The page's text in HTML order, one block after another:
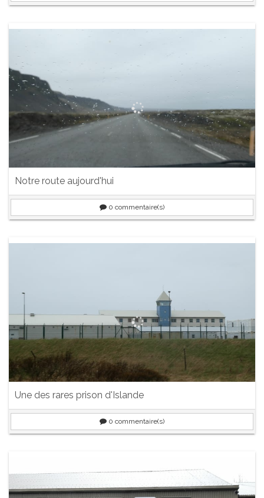
Notre route aujourd'hui
0 commentaire(s)
Une des rares prison d'Islande
0 commentaire(s)